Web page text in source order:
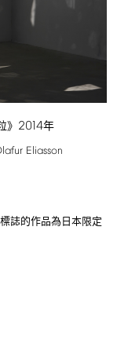
2014年
Eliasson
誌的作品為日本限定